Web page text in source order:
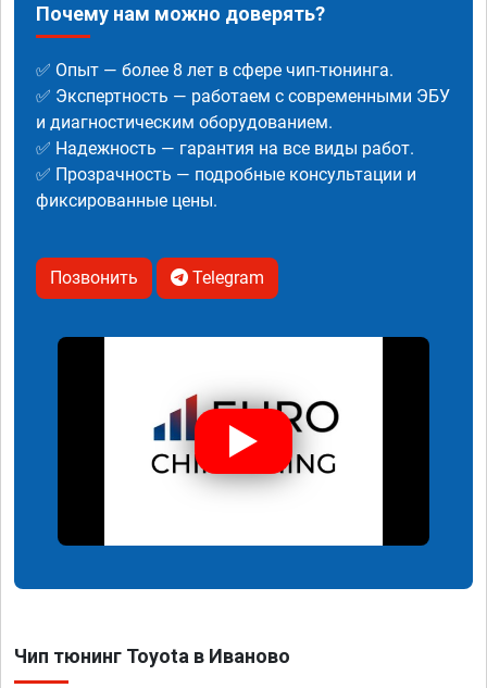
Почему нам можно доверять?
✅ Опыт — более 8 лет в сфере чип-тюнинга.
✅ Экспертность — работаем с современными ЭБУ
и диагностическим оборудованием.
✅ Надежность — гарантия на все виды работ.
✅ Прозрачность — подробные консультации и
фиксированные цены.
Позвонить Telegram
Чип тюнинг Toyota в Иваново